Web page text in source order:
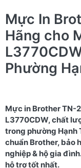
Mực In
Hãng cho
Phường
Mực in Brother TN-
L3770CDW, chất
trong phường Hạnh
chuẩn Brother, bảo
nghiệp & hộ gia